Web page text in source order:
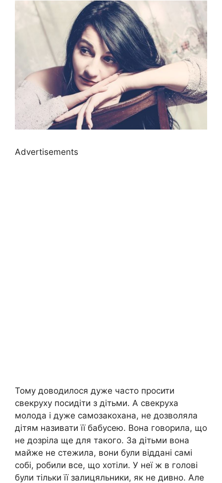
Advertisements
Тому доводилося дуже часто просити
свекруху посидіти з дітьми. А свекруха
молода і дуже самозакохана, не дозволяла
дітям називати її бабусею. Вона говорила, що
не дозріла ще для такого. За дітьми вона
майже не стежила, вони були віддані самі
собі, робили все, що хотіли. У неї ж в голові
були тільки її залицяльники, як не дивно. Але